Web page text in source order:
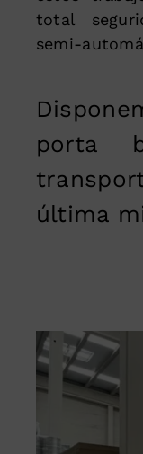
total
semi-
porta
última